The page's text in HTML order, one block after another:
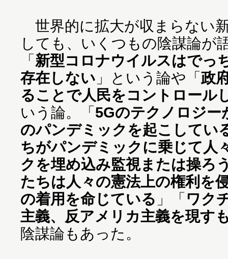
世界的に拡大が収まらない
しても、いくつもの陰謀論が
「新型コロナウイルスはでっ
存在しない 」という論や「政
ることで人民をコントロール
いう論。「5Gのテクノロジー
のパンデミックを起こしてい
ちがパンデミックに乗じて人
クを埋め込み監視または操ろ
たちは人々の憲法上の権利を
の着用を命じている 」「ワク
主義、反アメリカ主義を現す
陰謀論もあった。